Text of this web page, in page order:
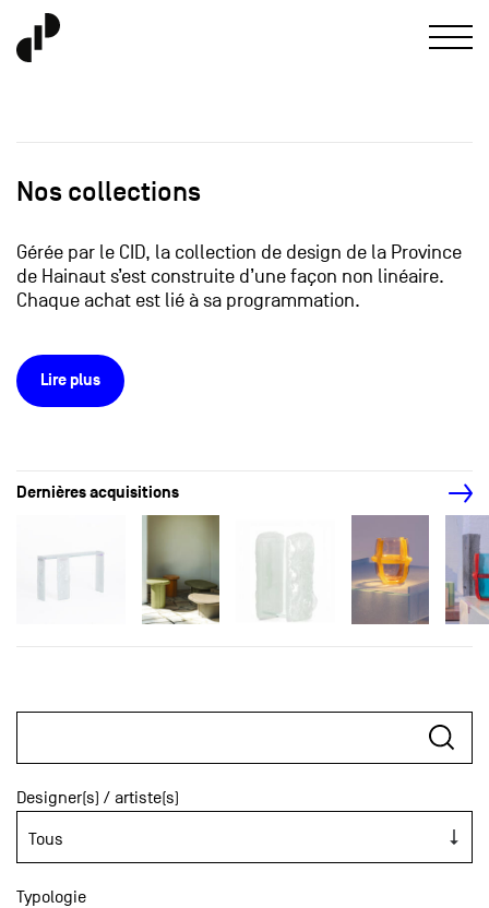
Nos collections
Gérée par le CID, la collection de design de la Province
de Hainaut s’est construite d’une façon non linéaire.
Chaque achat est lié à sa programmation.
Lire plus
Dernières acquisitions
Designer(s) / artiste(s)
Typologie